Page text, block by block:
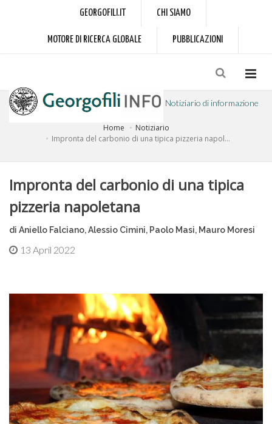
GEORGOFILI.IT CHI SIAMO
MOTORE DI RICERCA GLOBALE PUBBLICAZIONI
Notiziario di informazione
a cura dell'Accademia dei Georgofili
Home
Notiziario
Impronta del carbonio di una tipica pizzeria napol...
Impronta del carbonio di una tipica
pizzeria napoletana
di Aniello Falciano, Alessio Cimini, Paolo Masi, Mauro Moresi
13 April 2022